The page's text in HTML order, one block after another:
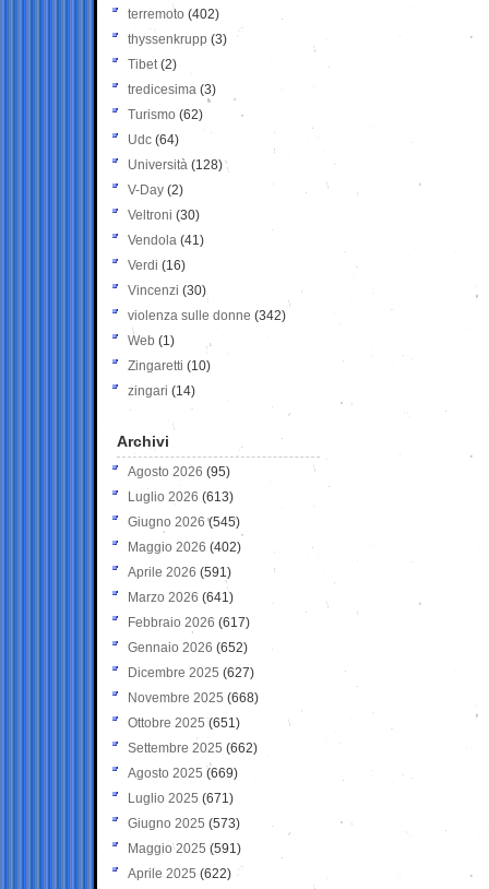
terremoto (402)
thyssenkrupp (3)
Tibet(2)
tredicesima (3)
Turismo (62)
Udc (64)
Università (128)
V-Day (2)
Veltroni (30)
Vendola (41)
Verdi (16)
Vincenzi (30)
violenza sulle donne (342)
Web (1)
Zingaretti (10)
zingari (14)
Archivi
Agosto 2026 (95)
Luglio 2026 (613)
Giugno 2026 (545)
Maggio 2026 (402)
Aprile 2026 (591)
Marzo 2026 (641)
Febbraio 2026 (617)
Gennaio 2026 (652)
Dicembre 2025 (627)
Novembre 2025 (668)
Ottobre 2025 (651)
Settembre 2025 (662)
Agosto 2025 (669)
Luglio 2025 (671)
Giugno 2025 (573)
Maggio 2025 (591)
Aprile 2025 (622)